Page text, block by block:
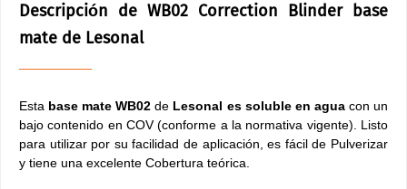
Descripción de WB02 Correction Blinder base
mate de Lesonal
Esta base mate WB02 de Lesonal es soluble en agua con un
bajo contenido en COV (conforme a la normativa vigente). Listo
para utilizar por su facilidad de aplicación, es fácil de Pulverizar
y tiene una excelente Cobertura teórica.